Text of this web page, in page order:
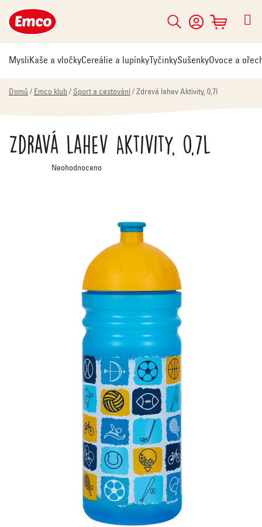
na
obsah
Hledat
NÁKUPNÍ
KOŠÍK
MysliKaše a vločkyCereálie a lupínky TyčinkySušenkyOvoce a
Domů / Emco klub / Sport a cestování / Zdravá lahev Aktivity, 0,7l
Zdravá lahev Aktivity, 0,7l
Průměrné
hodnocení
Neohodnoceno